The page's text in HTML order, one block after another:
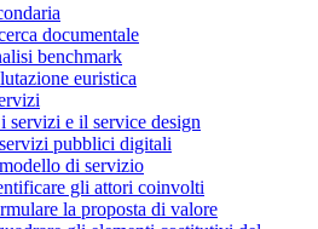
documentale
benchmark
euristica
servizi e il service design
pubblici digitali
di servizio
gli attori coinvolti
la proposta di valore